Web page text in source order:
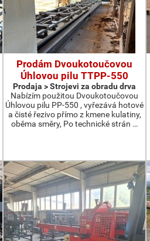
Prodám Dvoukotoučovou
Úhlovou pilu TTPP-550
Prodaja > Strojevi za obradu drva
Nabízím použitou Dvoukotoučovou
Úhlovou pilu PP-550 , vyřezává hotové
a čisté řezivo přímo z kmene kulatiny,
oběma směry, Po technické strán …